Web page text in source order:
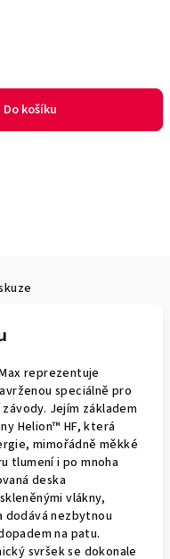
Do košíku
reprezentuje
speciálně pro
Jejím základem
Helion™ HF, která
mimořádně měkké
tlumení i po mnoha
deska
vlákny,
nezbytnou
na patu.
svršek se dokonale